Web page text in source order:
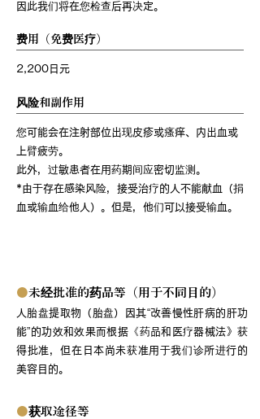
因此我们将在您检查后再决定。
费用（免费医疗）
2,200日元
风险和副作用
您可能会在注射部位出现皮疹或瘙痒、内出血或
上臂疲劳。
此外，过敏患者在用药期间应密切监测。
*由于存在感染风险，接受治疗的人不能献血（捐
血或输血给他人）。但是，他们可以接受输血。
●未经批准的药品等（用于不同目的）
人胎盘提取物（胎盘）因其“改善慢性肝病的肝功
能”的功效和效果而根据《药品和医疗器械法》获
得批准，但在日本尚未获准用于我们诊所进行的
美容目的。
●获取途径等